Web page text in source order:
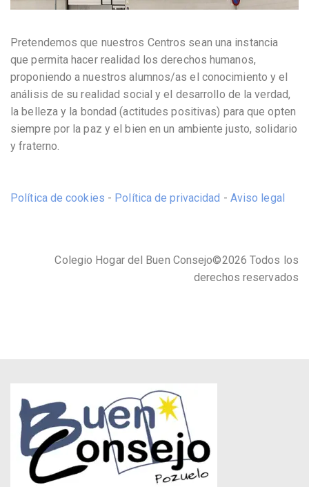
Pretendemos que nuestros Centros sean una instancia
que permita hacer realidad los derechos humanos,
proponiendo a nuestros alumnos/as el conocimiento y el
análisis de su realidad social y el desarrollo de la verdad,
la belleza y la bondad (actitudes positivas) para que opten
siempre por la paz y el bien en un ambiente justo, solidario
y fraterno.
Política de cookies - Política de privacidad - Aviso legal
Colegio Hogar del Buen Consejo©2026 Todos los
derechos reservados